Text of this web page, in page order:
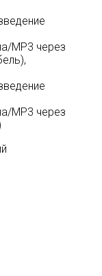
MP3 через
MP3 через